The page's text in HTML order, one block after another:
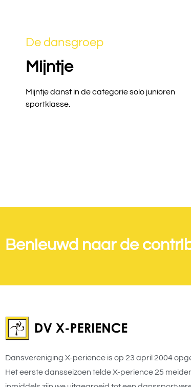
De dansgroep
Mijntje
Mijntje danst in de categorie solo junioren
sportklasse.
Benieuwd naar de
Dansvereniging X-perience is op 23 april 2004
Het eerste dansseizoen telde X-perience 25